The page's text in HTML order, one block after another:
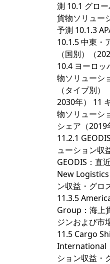
測 10.1 グロ
貨物ソリュー
予測 10.1.3
10.1.5 中東・
（国別）（
10.4 ヨーロ
物ソリューシ
（タイプ別
2030年） 11
物ソリューシ
シェア（
11.2.1
ューション収
GEODIS：直
New
ン収益・グロ
11.3.5
Group：海上
ジンおよび市
11.5 Cargo
International
ション収益・